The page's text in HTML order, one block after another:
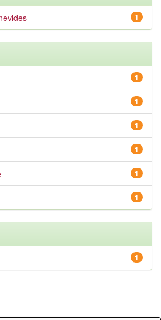
1
1
1
1
1
1
1
1